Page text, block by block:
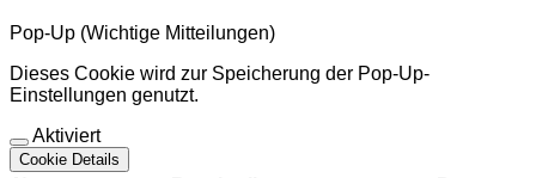
Pop-Up (Wichtige Mitteilungen)
Dieses Cookie wird zur Speicherung der Pop-Up-
Einstellungen genutzt.
Aktiviert
Cookie Details